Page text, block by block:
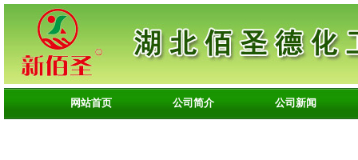
网站首页 公司简介 公司新闻